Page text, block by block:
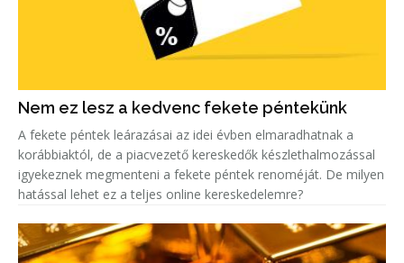
Nem ez lesz a kedvenc fekete péntekünk
A fekete péntek leárazásai az idei évben elmaradhatnak a
korábbiaktól, de a piacvezető kereskedők készlethalmozással
igyekeznek megmenteni a fekete péntek renoméját. De milyen
hatással lehet ez a teljes online kereskedelemre?